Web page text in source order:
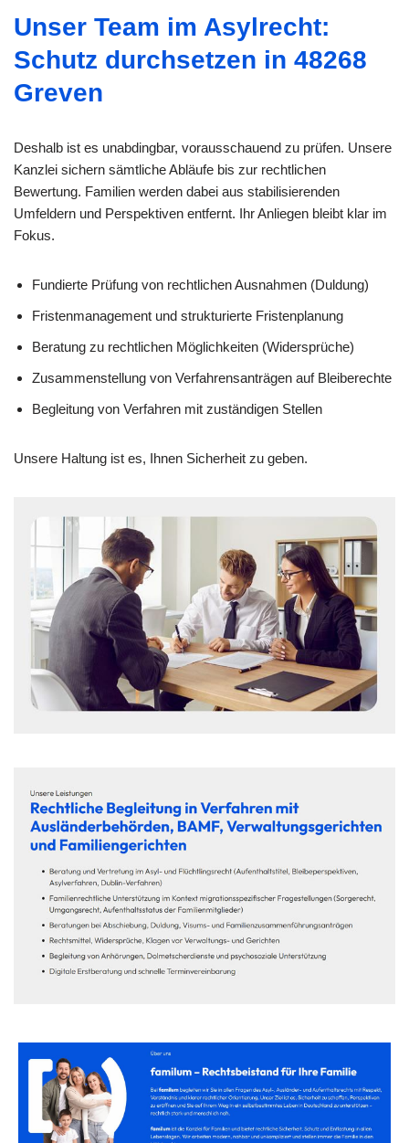
Unser Team im Asylrecht:
Schutz durchsetzen in 48268
Greven
Deshalb ist es unabdingbar, vorausschauend zu prüfen. Unsere
Kanzlei sichern sämtliche Abläufe bis zur rechtlichen
Bewertung. Familien werden dabei aus stabilisierenden
Umfeldern und Perspektiven entfernt. Ihr Anliegen bleibt klar im
Fokus.
Fundierte Prüfung von rechtlichen Ausnahmen (Duldung)
Fristenmanagement und strukturierte Fristenplanung
Beratung zu rechtlichen Möglichkeiten (Widersprüche)
Zusammenstellung von Verfahrensanträgen auf Bleiberechte
Begleitung von Verfahren mit zuständigen Stellen
Unsere Haltung ist es, Ihnen Sicherheit zu geben.